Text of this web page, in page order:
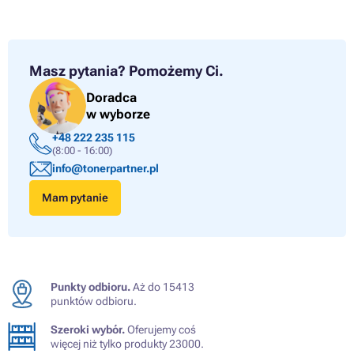
Masz pytania? Pomożemy Ci.
Doradca
w wyborze
+48 222 235 115
(8:00 - 16:00)
info@tonerpartner.pl
Mam pytanie
Punkty odbioru.Aż do 15413
punktów odbioru.
Szeroki wybór.Oferujemy coś
więcej niż tylko produkty 23000.